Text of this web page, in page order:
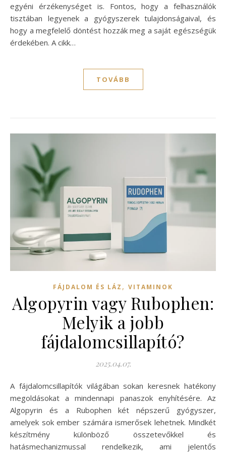
egyéni érzékenységet is. Fontos, hogy a felhasználók
tisztában legyenek a gyógyszerek tulajdonságaival, és
hogy a megfelelő döntést hozzák meg a saját egészségük
érdekében. A cikk…
TOVÁBB
FÁJDALOM ÉS LÁZ , VITAMINOK
Algopyrin vagy Rubophen:
Melyik a jobb
fájdalomcsillapító?
2025.04.07.
A fájdalomcsillapítók világában sokan keresnek hatékony
megoldásokat a mindennapi panaszok enyhítésére. Az
Algopyrin és a Rubophen két népszerű gyógyszer,
amelyek sok ember számára ismerősek lehetnek. Mindkét
készítmény különböző összetevőkkel és
hatásmechanizmussal rendelkezik, ami jelentős